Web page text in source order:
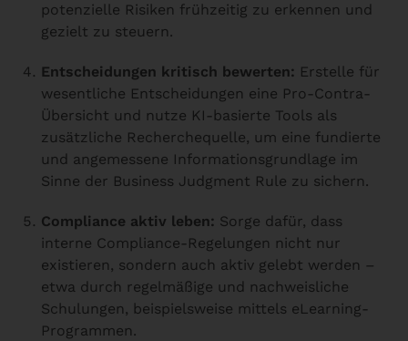
potenzielle Risiken frühzeitig zu erkennen und
gezielt zu steuern.
Entscheidungen kritisch bewerten: Erstelle für
wesentliche Entscheidungen eine Pro-Contra-
Übersicht und nutze KI-basierte Tools als
zusätzliche Recherchequelle, um eine fundierte
und angemessene Informationsgrundlage im
Sinne der Business Judgment Rule zu sichern.
Compliance aktiv leben: Sorge dafür, dass
interne Compliance-Regelungen nicht nur
existieren, sondern auch aktiv gelebt werden –
etwa durch regelmäßige und nachweisliche
Schulungen, beispielsweise mittels eLearning-
Programmen.